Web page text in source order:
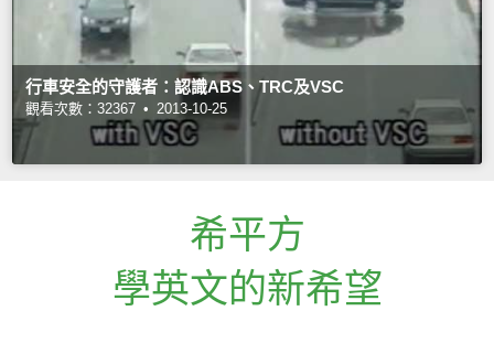
行車安全的守護者：認識ABS、TRC及VSC
觀看次數：32367 • 2013-10-25
希平方
學英文的新希望